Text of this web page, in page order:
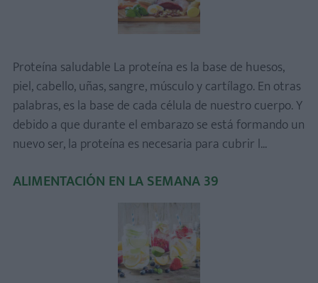
Proteína saludable La proteína es la base de huesos,
piel, cabello, uñas, sangre, músculo y cartílago. En otras
palabras, es la base de cada célula de nuestro cuerpo. Y
debido a que durante el embarazo se está formando un
nuevo ser, la proteína es necesaria para cubrir l...
ALIMENTACIÓN EN LA SEMANA 39